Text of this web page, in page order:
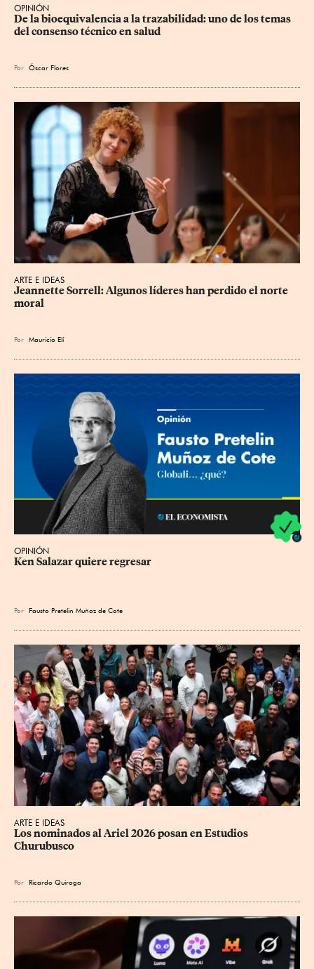
OPINIÓN
De la bioequivalencia a la trazabilidad: uno de los temas
del consenso técnico en salud
Por Óscar Flores
ARTE E IDEAS
Jeannette Sorrell: Algunos líderes han perdido el norte
moral
Por Mauricio Elí
OPINIÓN
Ken Salazar quiere regresar
Por Fausto Pretelin Muñoz de Cote
ARTE E IDEAS
Los nominados al Ariel 2026 posan en Estudios
Churubusco
Por Ricardo Quiroga